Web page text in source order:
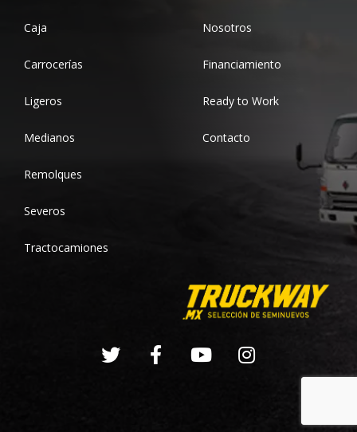
Caja
Carrocerías
Ligeros
Medianos
Remolques
Severos
Tractocamiones
Nosotros
Financiamiento
Ready to Work
Contacto